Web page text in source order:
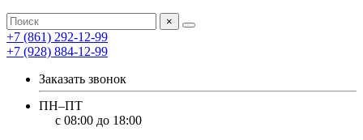
×
+7 (861) 292-12-99
+7 (928) 884-12-99
Заказать звонок
ПН–ПТ
с 08:00 до 18:00